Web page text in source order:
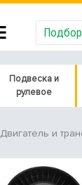
Подвеска и
рулевое
Двигатель и